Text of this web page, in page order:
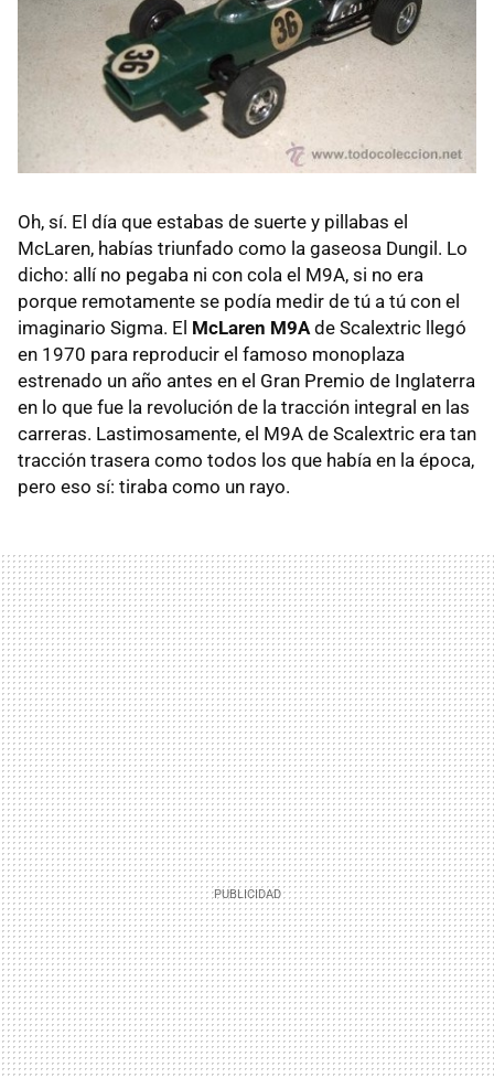
Oh, sí. El día que estabas de suerte y pillabas el
McLaren, habías triunfado como la gaseosa Dungil. Lo
dicho: allí no pegaba ni con cola el M9A, si no era
porque remotamente se podía medir de tú a tú con el
imaginario Sigma. El McLaren M9Ade Scalextric llegó
en 1970 para reproducir el famoso monoplaza
estrenado un año antes en el Gran Premio de Inglaterra
en lo que fue la revolución de la tracción integral en las
carreras. Lastimosamente, el M9A de Scalextric era tan
tracción trasera como todos los que había en la época,
pero eso sí: tiraba como un rayo.